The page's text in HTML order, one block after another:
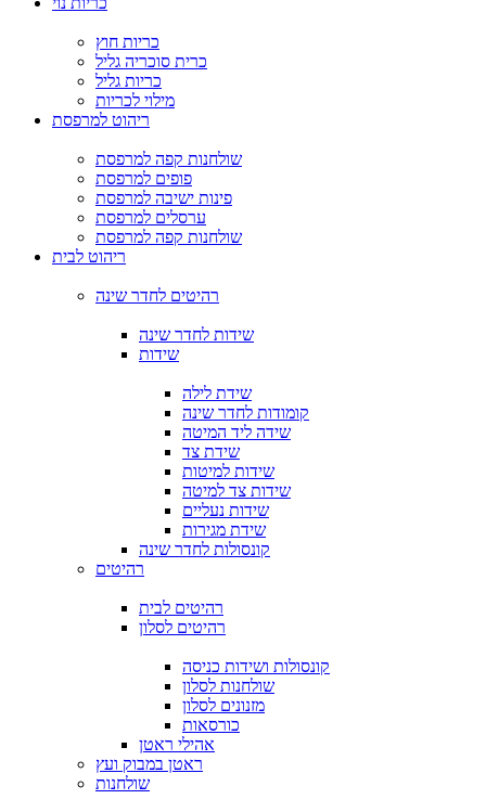
כריות חוץ
כרית סוכריה גליל
כריות גליל
מילוי לכריות
ריהוט למרפסת
שולחנות קפה למרפסת
פופים למרפסת
פינות ישיבה למרפסת
ערסלים למרפסת
שולחנות קפה למרפסת
ריהוט לבית
רהיטים לחדר שינה
שידות לחדר שינה
שידות
שידת לילה
קומודות לחדר שינה
שידה ליד המיטה
שידת צד
שידות למיטות
שידות צד למיטה
שידות נעליים
שידת מגירות
קונסולות לחדר שינה
רהיטים
רהיטים לבית
רהיטים לסלון
קונסולות ושידות כניסה
שולחנות לסלון
מזנונים לסלון
כורסאות
אהילי ראטן
ראטן במבוק ועץ
שולחנות